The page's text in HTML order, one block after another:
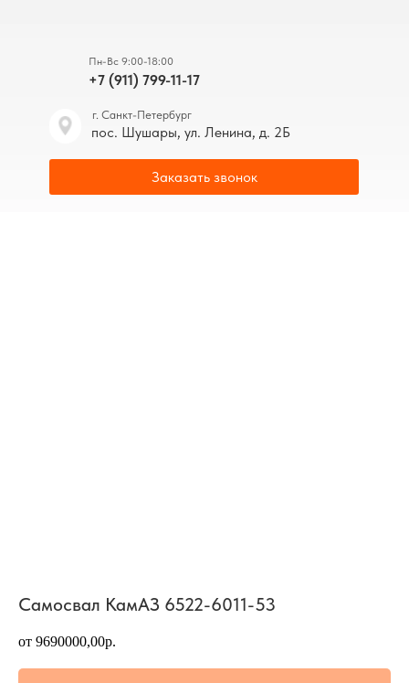
+7 (911) 799-11-17
Пн-Вс 9:00-18:00
Заказать звонок
пос. Шушары, ул. Ленина, д. 2Б
г. Санкт-Петербург
Самосвал КамАЗ 6522-6011-53
от 9690000,00р.